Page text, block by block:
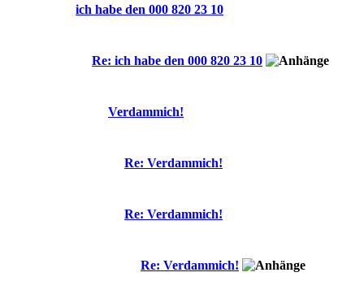
ich habe den 000 820 23 10
Re: ich habe den 000 820 23 10
Verdammich!
Re: Verdammich!
Re: Verdammich!
Re: Verdammich!